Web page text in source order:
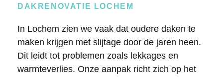
DAKRENOVATIE LOCHEM
In Lochem zien we vaak dat oudere daken te
maken krijgen met slijtage door de jaren heen.
Dit leidt tot problemen zoals lekkages en
warmteverlies. Onze aanpak richt zich op het